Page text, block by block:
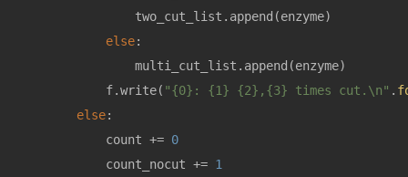
                two_cut_list.append(enzyme)
else:
                multi_cut_list.append(enzyme)
            f.write(
"{0}: {1} {2},{3} times cut.\n" .
else:
            count +=
0
            count_nocut +=
1